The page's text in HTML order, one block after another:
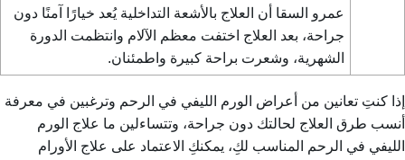
عمرو السقا أن العلاج بالأشعة التداخلية يُعد خيارًا آمنًا دون
جراحة، بعد العلاج اختفت معظم الآلام وانتظمت الدورة
الشهرية، وشعرت براحة كبيرة واطمئنان.
إذا كنتِ تعانين من أعراض الورم الليفي في الرحم وترغبين في معرفة
أنسب طرق العلاج لحالتك دون جراحة، وتتساءلين ما علاج الورم
الليفي في الرحم
المناسب لكِ، يمكنكِ الاعتماد على علاج الأورام